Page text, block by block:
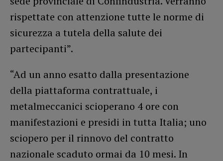
rispettate con attenzione tutte le norme di
sicurezza a tutela della salute dei
partecipanti”.
“Ad un anno esatto dalla presentazione
della piattaforma contrattuale, i
metalmeccanici scioperano 4 ore con
manifestazioni e presidi in tutta Italia; uno
sciopero per il rinnovo del contratto
nazionale scaduto ormai da 10 mesi. In